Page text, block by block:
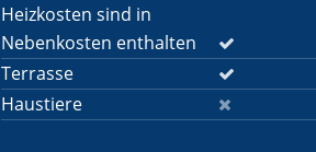
Heizkosten sind in
Nebenkosten enthalten
Terrasse
Haustiere